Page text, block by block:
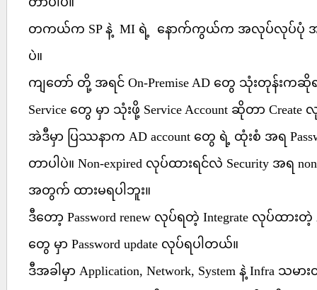
တကယ်က SP နဲ့ MI ရဲ့ နောက်ကွယ်က အလုပ်လုပ်ပုံ
ပဲ။
ကျတော် တို့ အရင် On-Premise AD တွေ သုံးတုန်းကဆိုရ
Service တွေ မှာ သုံးဖို့ Service Account ဆိုတာ
အဲဒီမှာ ပြဿနာက AD account တွေ ရဲ့ ထုံးစံ အရ
တာပါပဲ။ Non-expired လုပ်ထားရင်လဲ Security အရ
အတွက် ထားမရပါဘူး။
ဒီတော့ Password renew လုပ်ရတဲ့ Integrate လုပ်ထားတဲ့
တွေ မှာ Password update လုပ်ရပါတယ်။
ဒီအခါမှာ Application, Network, System နဲ့ Infra